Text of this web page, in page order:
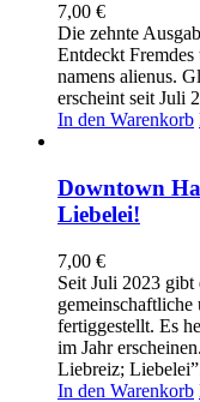
7,00 €
Die zehnte
Entdeckt
namens alienus.
erscheint seit Juli
In den Warenkorb
Downtown
Liebelei!
7,00 €
Seit Juli 2023 gibt
gemeinschaftliche
fertiggestellt. Es
im Jahr
Liebreiz;
In den Warenkorb